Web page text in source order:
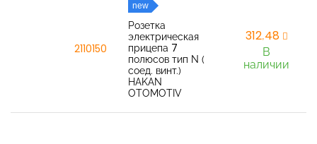
2110150
new
Розетка
электрическая
прицепа 7
полюсов тип N (
соед. винт.)
HAKAN
OTOMOTIV
312,48
В
наличии